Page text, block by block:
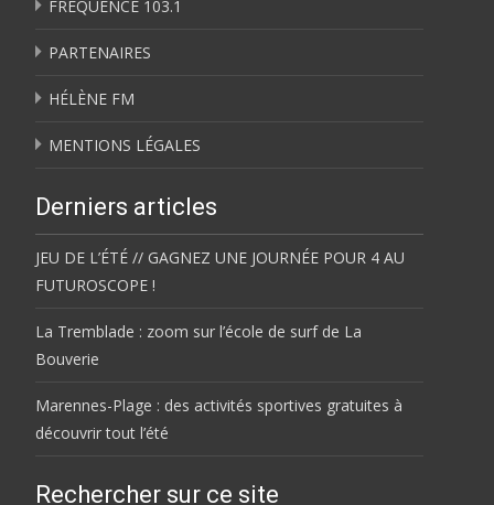
FRÉQUENCE 103.1
PARTENAIRES
HÉLÈNE FM
MENTIONS LÉGALES
Derniers articles
JEU DE L’ÉTÉ // GAGNEZ UNE JOURNÉE POUR 4 AU
FUTUROSCOPE !
La Tremblade : zoom sur l’école de surf de La
Bouverie
Marennes-Plage : des activités sportives gratuites à
découvrir tout l’été
Rechercher sur ce site